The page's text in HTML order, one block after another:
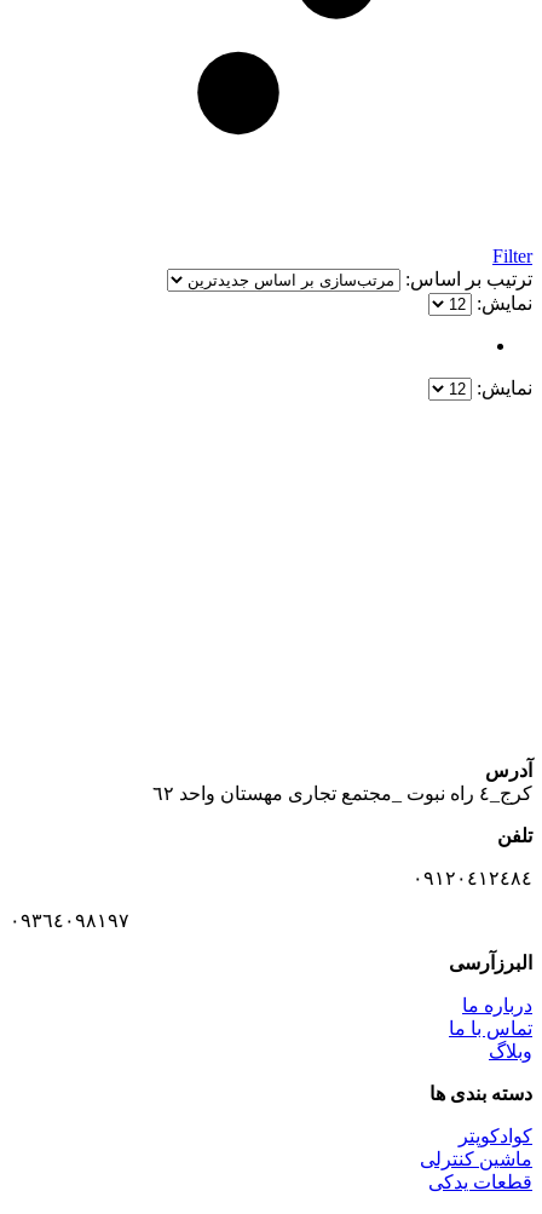
Filter
ترتیب بر اساس:
نمایش:
نمایش:
آدرس
كرج_٤ راه نبوت _مجتمع تجارى مهستان واحد ٦٢
تلفن
٠٩١٢٠٤١٢٤٨٤
٠٩٣٦٤٠٩٨١٩٧
البرزآرسی
درباره ما
تماس با ما
وبلاگ
دسته بندی ها
کوادکوپتر
ماشین کنترلی
قطعات یدکی